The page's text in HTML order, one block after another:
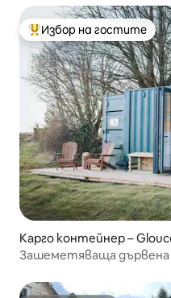
Най-популярен избор
Избор на гостите
Карго контейнер –
Зашеметяваща дървена